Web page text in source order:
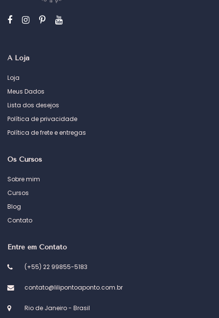
A Loja
Loja
Meus Dados
Lista dos desejos
Política de privacidade
Política de frete e entregas
Os Cursos
Sobre mim
Cursos
Blog
Contato
Entre em Contato
(+55) 22 99855-5183
contato@lilipontoaponto.com.br
Rio de Janeiro - Brasil